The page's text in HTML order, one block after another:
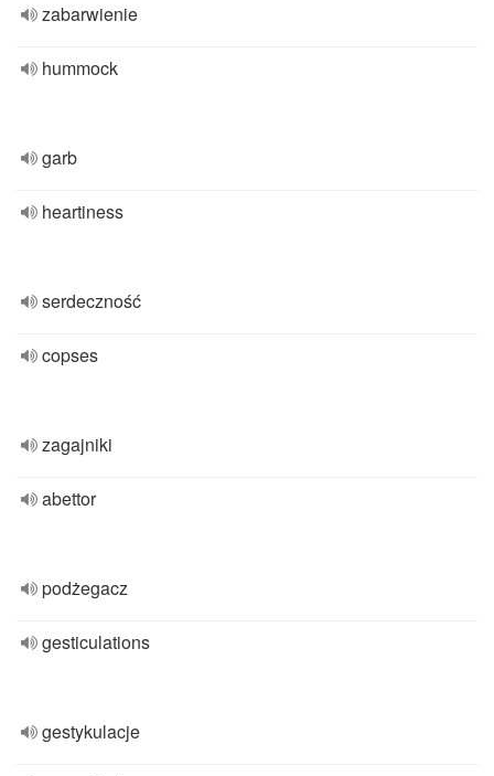
zabarwienie
hummock
garb
heartiness
serdeczność
copses
zagajniki
abettor
podżegacz
gesticulations
gestykulacje